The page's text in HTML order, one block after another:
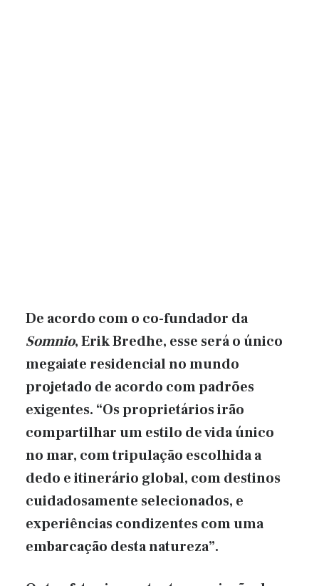
De acordo com o co-fundador da
Somnio, Erik Bredhe, esse será o único
megaiate residencial no mundo
projetado de acordo com padrões
exigentes. “Os proprietários irão
compartilhar um estilo de vida único
no mar, com tripulação escolhida a
dedo e itinerário global, com destinos
cuidadosamente selecionados, e
experiências condizentes com uma
embarcação desta natureza”.